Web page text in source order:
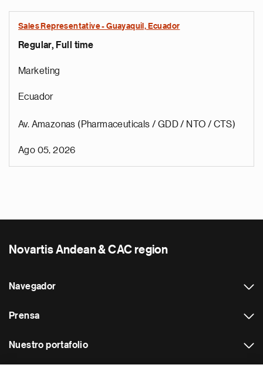
Sales Representative - Guayaquil, Ecuador
Regular, Full time
Marketing
Ecuador
Av. Amazonas (Pharmaceuticals / GDD / NTO / CTS)
Ago 05, 2026
Novartis Andean & CAC region
Navegador
Prensa
Nuestro portafolio